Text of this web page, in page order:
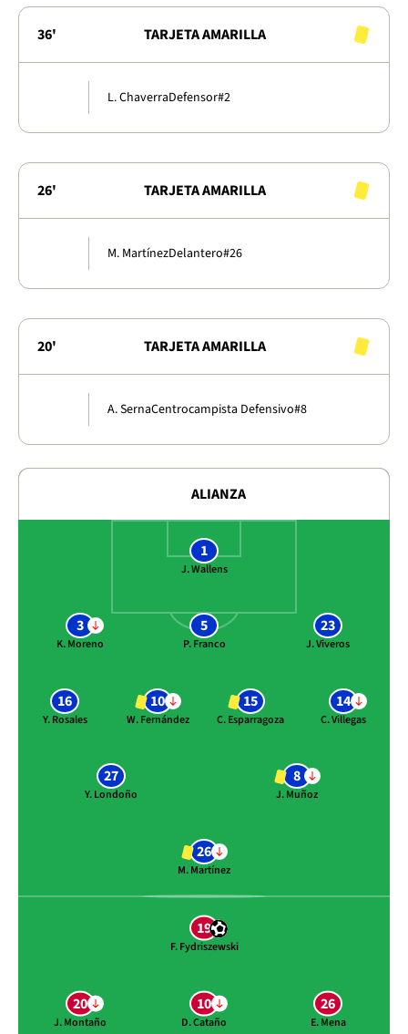
36' TARJETA AMARILLA
L. ChaverraDefensor#2
26' TARJETA AMARILLA
M. MartínezDelantero#26
20' TARJETA AMARILLA
A. SernaCentrocampista Defensivo#8
ALIANZA
1
J. Wallens
3
K. Moreno
5
P. Franco
23
J. Viveros
16
Y. Rosales
10
W. Fernández
15
C. Esparragoza
14
C. Villegas
27
Y. Londoño
8
J. Muñoz
26
M. Martínez
26
E. Mena
10
D. Cataño
20
J. Montaño
19
F. Fydriszewski